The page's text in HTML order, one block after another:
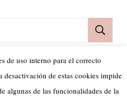
su maleta. Todos los derechos
de uso interno para el correcto
de estas cookies impide
algunas de las funcionalidades de la